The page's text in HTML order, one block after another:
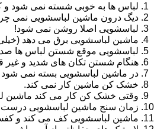
لباس ها به خوبی شسته نمی شود و
دیگ درون ماشین لباسشویی نمی
لباسشویی اصلا روشن نمی شود!
ماشین لباسشویی برق می دهد
لباسشویی موقع شستن لباس ها
هنگام شستن تکان های شدید و غیر
در ماشین لباسشویی بسته نمی شود
خشک کن ماشین کار نمی کند.
وقتی خشک کن کار می کند ماشین
زمان سنج ماشین لباسشویی درست
ماشین لباسشویی کف می کند و